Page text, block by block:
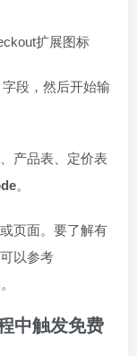
扩展图标
字段，然后开始输
产品表、定价表
。
页面。要了解有
以参考
中触发免费